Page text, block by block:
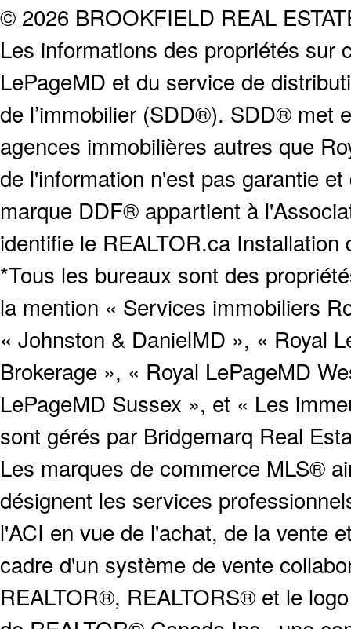
© 2026 BROOKFIELD REAL
Les informations des propriétés sur
LePageMD et du service de
de l’immobilier (SDD®). SDD® met
agences immobilières autres que
de l'information n'est pas garantie
marque DDF® appartient à
identifie le REALTOR.ca
*Tous les bureaux sont des
la mention « Services immobiliers
« Johnston & DanielMD », « Royal
Brokerage », « Royal LePageMD
LePageMD Sussex », et « Les
sont gérés par Bridgemarq Real
Les marques de commerce MLS®
désignent les services
l'ACI en vue de l'achat, de la vente
cadre d'un système de vente
REALTOR®, REALTORS® et le